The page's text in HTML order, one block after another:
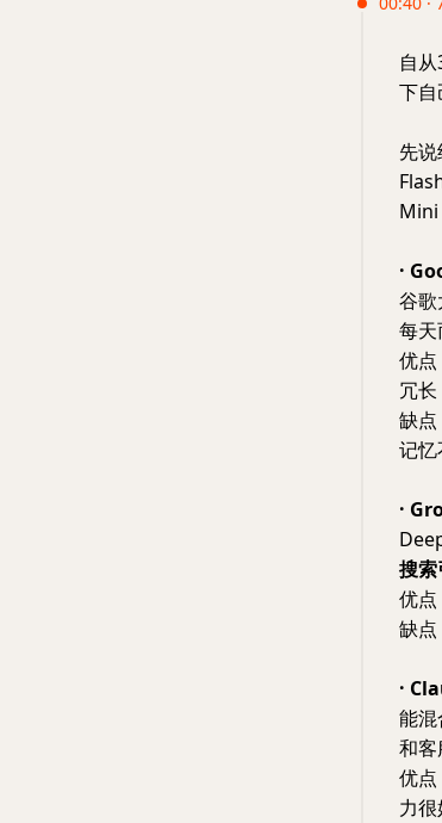
自
下
先
Mini
·
谷
每
优点
冗
缺
记
·
搜
优
缺点
·
能
和
优
力